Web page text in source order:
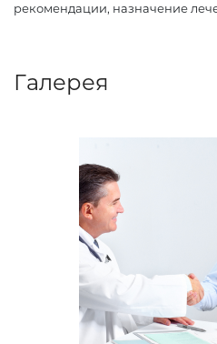
рекомендации, назначение
Галерея